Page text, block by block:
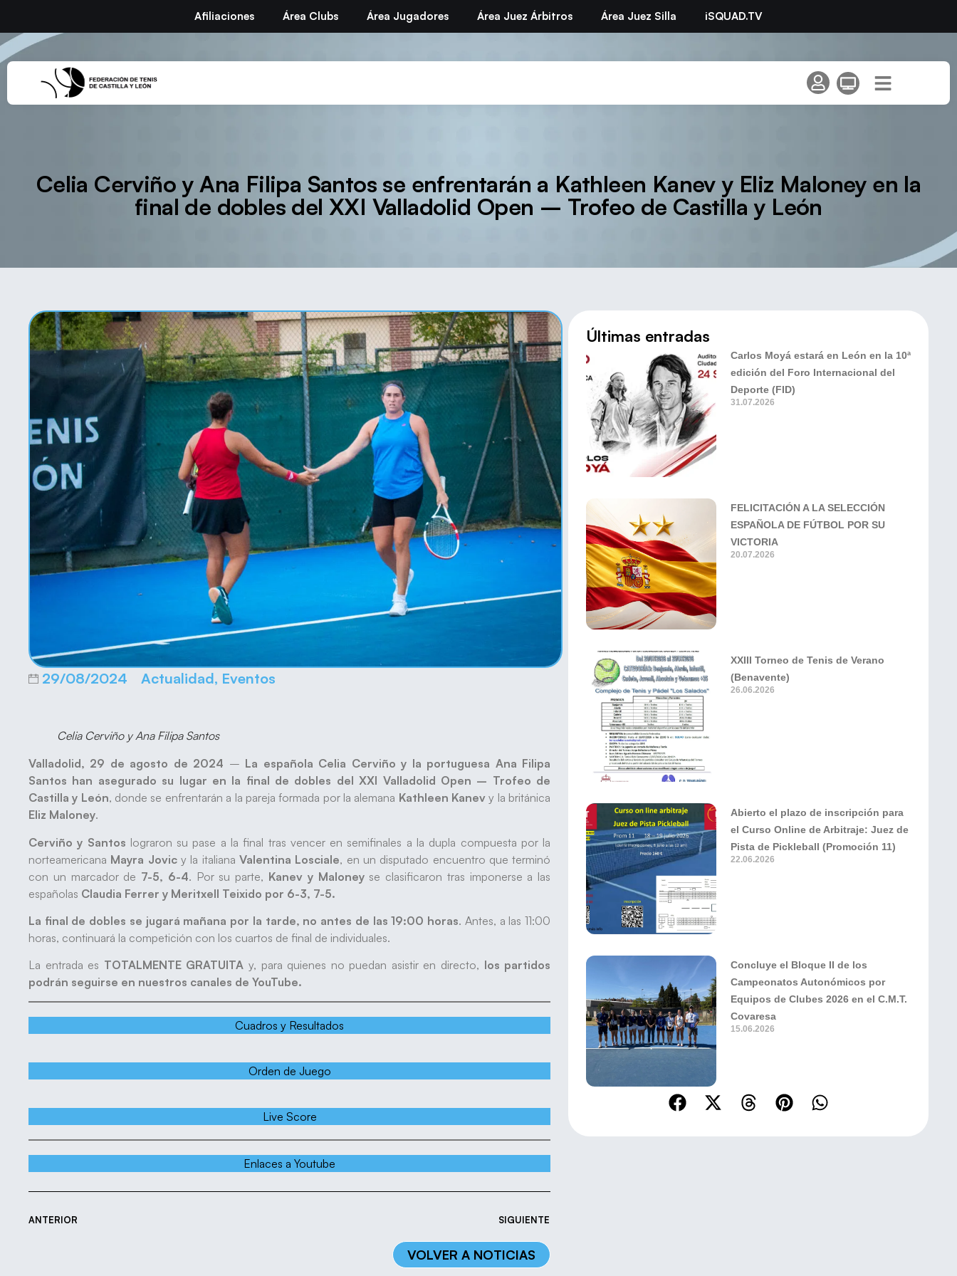
Afiliaciones Área Clubs Área Jugadores Área Juez Árbitros Área Juez Silla iSQUAD.TV
Celia Cerviño y Ana Filipa Santos se enfrentarán a Kathleen Kanev y Eliz Maloney en la
final de dobles del XXI Valladolid Open – Trofeo de Castilla y León
29/08/2024 Actualidad, Eventos
Celia Cerviño y Ana Filipa Santos
Valladolid, 29 de agosto de 2024 – La española Celia Cerviño y la portuguesa Ana Filipa
Santos han asegurado su lugar en la final de dobles del XXI Valladolid Open – Trofeo de
Castilla y León, donde se enfrentarán a la pareja formada por la alemana Kathleen Kanev y la británica
Eliz Maloney.
Cerviño y Santos lograron su pase a la final tras vencer en semifinales a la dupla compuesta por la
norteamericana Mayra Jovicy la italiana Valentina Losciale, en un disputado encuentro que terminó
con un marcador de 7-5, 6-4. Por su parte, Kanev y Maloneyse clasificaron tras imponerse a las
españolas Claudia Ferrer y Meritxell Teixido por 6-3, 7-5.
La final de dobles se jugará mañana por la tarde, no antes de las 19:00 horas. Antes, a las 11:00
horas, continuará la competición con los cuartos de final de individuales.
La entrada es TOTALMENTE GRATUITA y, para quienes no puedan asistir en directo, los partidos
podrán seguirse en nuestros canales de YouTube.
Cuadros y Resultados
Orden de Juego
Live Score
Enlaces a Youtube
ANTERIOR SIGUIENTE
VOLVER A NOTICIAS
Últimas entradas
Carlos Moyá estará en León en la 10ª
edición del Foro Internacional del
Deporte (FID)
31.07.2026
FELICITACIÓN A LA SELECCIÓN
ESPAÑOLA DE FÚTBOL POR SU
VICTORIA
20.07.2026
XXIII Torneo de Tenis de Verano
(Benavente)
26.06.2026
Abierto el plazo de inscripción para
el Curso Online de Arbitraje: Juez de
Pista de Pickleball (Promoción 11)
22.06.2026
Concluye el Bloque II de los
Campeonatos Autonómicos por
Equipos de Clubes 2026 en el C.M.T.
Covaresa
15.06.2026